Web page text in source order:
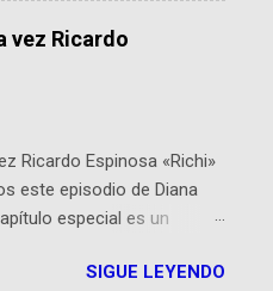
organizado por el
y la Universidad de los
el presidente de Airbus
aeroespacial para inspirar
es una
en más de 60
tienen 24 horas para
espaciales
En Bogotá, arranca
vez Ricardo
Ricardo Espinosa «Richi»
este episodio de Diana
especial es un
en el espíritu de este
SIGUE LEYENDO